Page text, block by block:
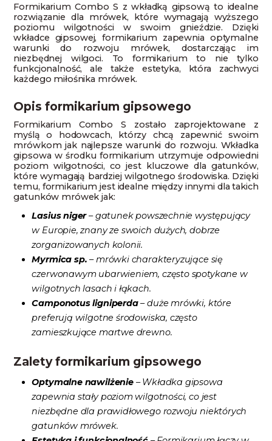
Formikarium Combo S z wkładką gipsową to idealne
rozwiązanie dla mrówek, które wymagają wyższego
poziomu wilgotności w swoim gnieździe. Dzięki
wkładce gipsowej, formikarium zapewnia optymalne
warunki do rozwoju mrówek, dostarczając im
niezbędnej wilgoci. To formikarium to nie tylko
funkcjonalność, ale także estetyka, która zachwyci
każdego miłośnika mrówek.
Opis formikarium gipsowego
Formikarium Combo S zostało zaprojektowane z
myślą o hodowcach, którzy chcą zapewnić swoim
mrówkom jak najlepsze warunki do rozwoju. Wkładka
gipsowa w środku formikarium utrzymuje odpowiedni
poziom wilgotności, co jest kluczowe dla gatunków,
które wymagają bardziej wilgotnego środowiska. Dzięki
temu, formikarium jest idealne między innymi dla takich
gatunków mrówek jak:
Lasius niger– gatunek powszechnie występujący
w Europie, znany ze swoich dużych, dobrze
zorganizowanych kolonii.
Myrmica sp. – mrówki charakteryzujące się
czerwonawym ubarwieniem, często spotykane w
wilgotnych lasach i łąkach.
Camponotus ligniperda– duże mrówki, które
preferują wilgotne środowiska, często
zamieszkujące martwe drewno.
Zalety formikarium gipsowego
Optymalne nawilżenie– Wkładka gipsowa
zapewnia stały poziom wilgotności, co jest
niezbędne dla prawidłowego rozwoju niektórych
gatunków mrówek.